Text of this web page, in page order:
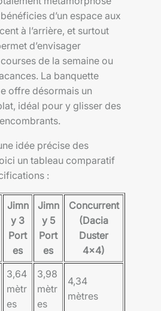
d’un espace aux
à l’arrière, et surtout
d’envisager
de la semaine ou
La banquette
offre désormais un
idéal pour y glisser des
idée précise des
un tableau comparatif
:
Jimn
y 3
Port
es
Jimn
y 5
Port
es
Concurrent
(Dacia
Duster
4×4)
3,64
mètr
es
3,98
mètr
es
4,34
mètres